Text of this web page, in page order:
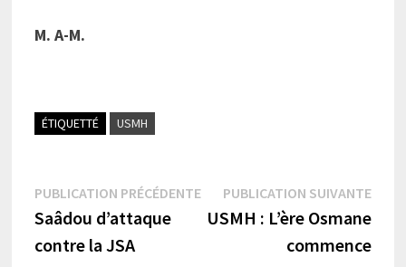
M. A-M.
ÉTIQUETTÉ USMH
Navigation
de
PUBLICATION PRÉCÉDENTEPublication
précédente :
Saâdou d’attaque
contre la JSA
PUBLICATION SUIVANTE
USMH : L’ère Osmane
commence